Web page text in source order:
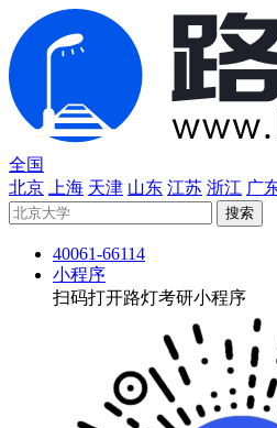
全国
北京
上海 天津 山东 江苏 浙江 广
40061-66114
小程序
扫码打开路灯考研小程序